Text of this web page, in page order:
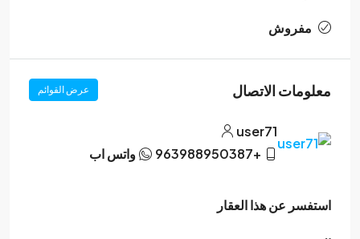
مفروش
معلومات الاتصال عرض القوائم
user71
+963988950387
واتس اب
استفسر عن هذا العقار